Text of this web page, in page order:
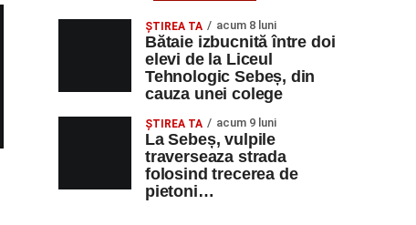
ŞTIREA TA acum 8 luni
Bătaie izbucnită între doi
elevi de la Liceul
Tehnologic Sebeș, din
cauza unei colege
ŞTIREA TA acum 9 luni
La Sebeș, vulpile
traverseaza strada
folosind trecerea de
pietoni…